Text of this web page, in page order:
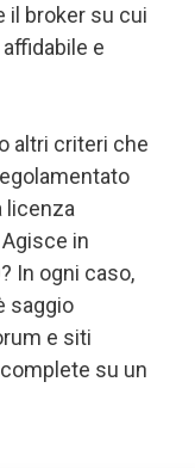
il broker su cui
e
altri criteri che
licenza
in
In ogni caso,
saggio
e siti
su un